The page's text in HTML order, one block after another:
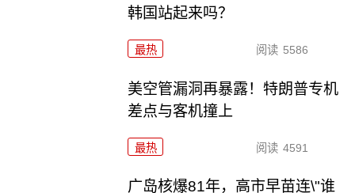
韩国站起来吗？
最热 阅读 5586
美空管漏洞再暴露！特朗普专机
差点与客机撞上
最热 阅读 4591
广岛核爆81年，高市早苗连\"谁